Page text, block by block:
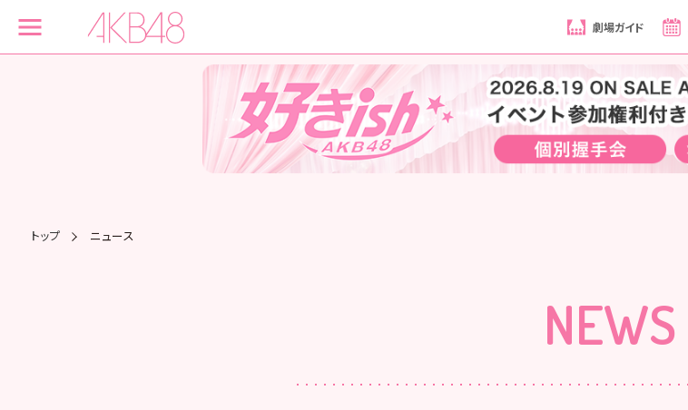
劇場ガイド
トップ ニュース
NEWS